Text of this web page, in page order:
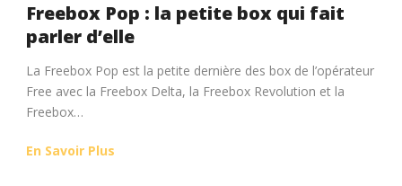
Freebox Pop : la petite box qui fait
parler d’elle
La Freebox Pop est la petite dernière des box de l’opérateur
Free avec la Freebox Delta, la Freebox Revolution et la
Freebox…
En Savoir Plus